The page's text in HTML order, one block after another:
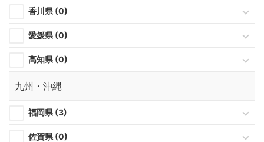
香川県 (0)
愛媛県 (0)
高知県 (0)
九州・沖縄
福岡県 (3)
佐賀県 (0)